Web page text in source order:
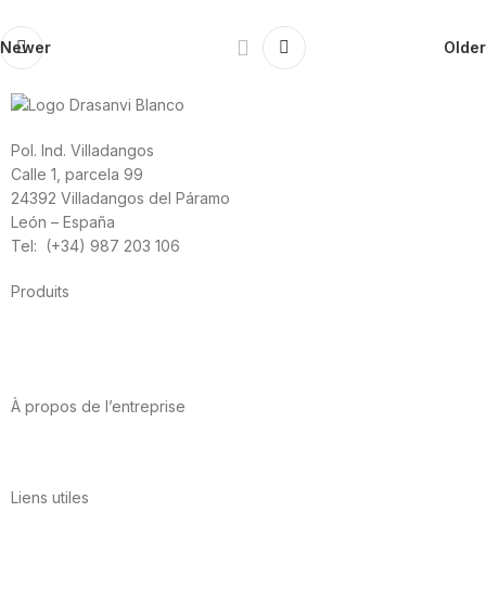
Newer Older
Pol. Ind. Villadangos
Calle 1, parcela 99
24392 Villadangos del Páramo
León – España
Tel: (+34) 987 203 106
Produits
À propos de l’entreprise
Liens utiles